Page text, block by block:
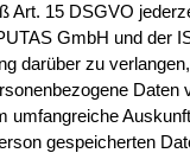
Art. 15 DSGVO
GmbH und der
darüber zu
Daten
umfangreiche
gespeicherten